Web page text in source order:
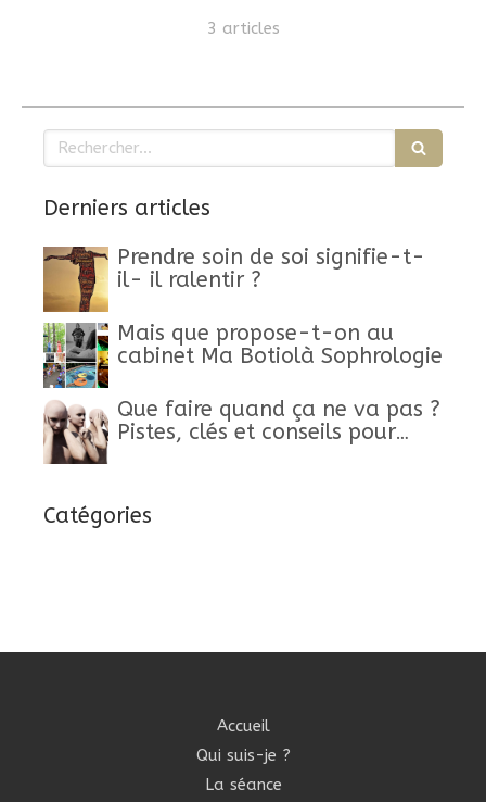
3 articles
Rechercher
Derniers articles
Prendre soin de soi signifie-t-
il- il ralentir ?
Mais que propose-t-on au
cabinet Ma Botiolà Sophrologie
Que faire quand ça ne va pas ?
Pistes, clés et conseils pour
Catégories
Accueil
Qui suis-je ?
La séance